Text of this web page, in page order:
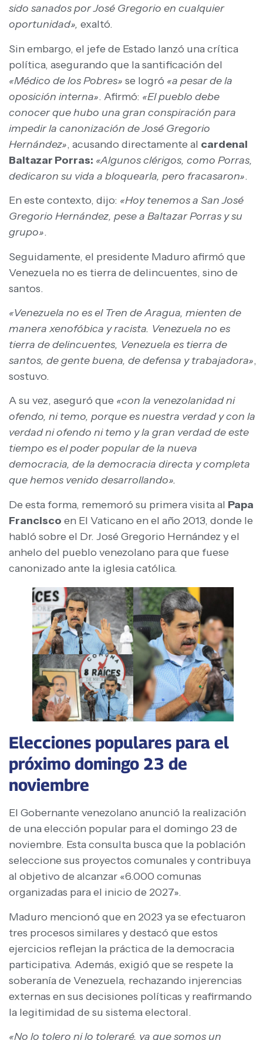
sido sanados por José Gregorio en cualquier
oportunidad», exaltó.
Sin embargo, el jefe de Estado lanzó una crítica
política, asegurando que la santificación del
«Médico de los Pobres» se logró «a pesar de la
oposición interna». Afirmó: «El pueblo debe
conocer que hubo una gran conspiración para
impedir la canonización de José Gregorio
Hernández», acusando directamente al cardenal
Baltazar Porras: «Algunos clérigos, como Porras,
dedicaron su vida a bloquearla, pero fracasaron».
En este contexto, dijo: «Hoy tenemos a San José
Gregorio Hernández, pese a Baltazar Porras y su
grupo».
Seguidamente, el presidente Maduro afirmó que
Venezuela no es tierra de delincuentes, sino de
santos.
«Venezuela no es el Tren de Aragua, mienten de
manera xenofóbica y racista. Venezuela no es
tierra de delincuentes, Venezuela es tierra de
santos, de gente buena, de defensa y trabajadora»,
sostuvo.
A su vez, aseguró que «con la venezolanidad ni
ofendo, ni temo, porque es nuestra verdad y con la
verdad ni ofendo ni temo y la gran verdad de este
tiempo es el poder popular de la nueva
democracia, de la democracia directa y completa
que hemos venido desarrollando».
De esta forma, rememoró su primera visita al Papa
Francisco en El Vaticano en el año 2013, donde le
habló sobre el Dr. José Gregorio Hernández y el
anhelo del pueblo venezolano para que fuese
canonizado ante la iglesia católica.
Elecciones populares para el
próximo domingo 23 de
noviembre
El Gobernante venezolano anunció la realización
de una elección popular para el domingo 23 de
noviembre. Esta consulta busca que la población
seleccione sus proyectos comunales y contribuya
al objetivo de alcanzar «6.000 comunas
organizadas para el inicio de 2027».
Maduro mencionó que en 2023 ya se efectuaron
tres procesos similares y destacó que estos
ejercicios reflejan la práctica de la democracia
participativa. Además, exigió que se respete la
soberanía de Venezuela, rechazando injerencias
externas en sus decisiones políticas y reafirmando
la legitimidad de su sistema electoral.
«No lo tolero ni lo toleraré, ya que somos un